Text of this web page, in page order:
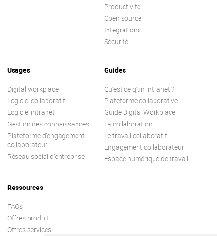
Productivité
Open source
Integrations
Sécurité
Usages
Digital workplace
Logiciel collaboratif
Logiciel intranet
Gestion des connaissances
Plateforme d’engagement
collaborateur
Réseau social d’entreprise
Guides
Qu’est ce q’un intranet ?
Plateforme collaborative
Guide Digital Workplace
La collaboration
Le travail collaboratif
Engagement collaborateur
Espace numérique de travail
Ressources
FAQs
Offres produit
Offres services